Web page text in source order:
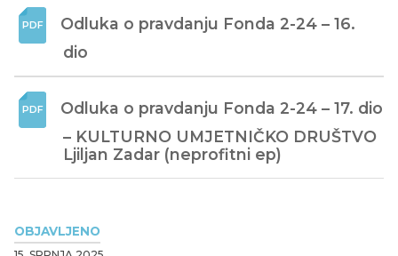
OBJAVLJENO
Odluka o pravdanju Fonda 2-24 – 16.
dio
Odluka o pravdanju Fonda 2-24 – 17. dio
– KULTURNO UMJETNIČKO DRUŠTVO
Ljiljan Zadar (neprofitni ep)